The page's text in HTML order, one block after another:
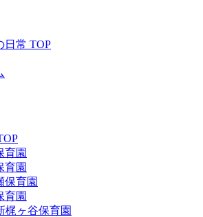
日常 TOP
育園
育園
保育園
育園
梶ヶ谷保育園